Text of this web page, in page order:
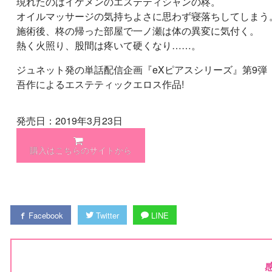
オイルマッサージの気持ちよさに思わず寝落ちしてしまう。
施術後、柊の帰った部屋で一ノ瀬は体の異変に気付く。
熱く火照り、股間は疼いて硬くなり……。
ジュネット発の単話配信企画『eXピアスシリーズ』第9弾
吾作によるエステティックエロス作品!
発売日：2019年3月23日
購入はこちらのサイトから
Facebook Twitter LINE